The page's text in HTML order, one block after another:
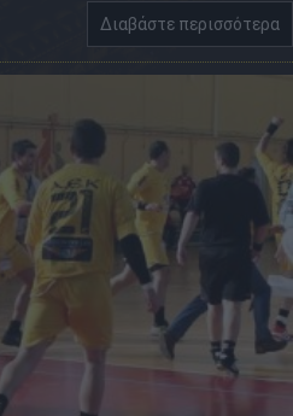
Διαβάστε περισσότερα